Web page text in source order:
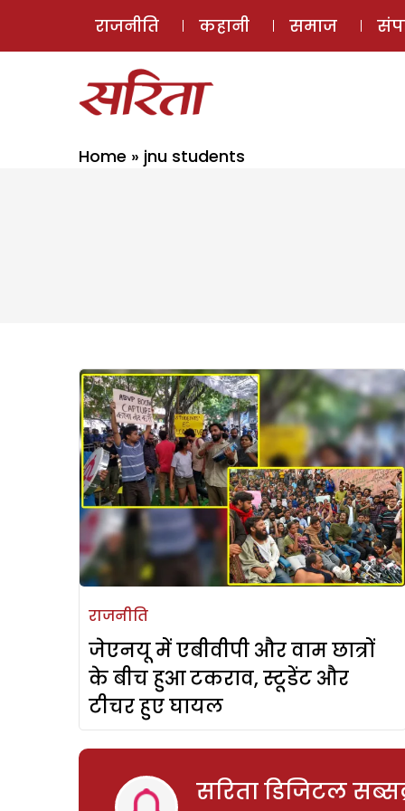
राजनीति कहानी समाज
Home » jnu students
राजनीति
जेएनयू में एबीवीपी और वाम छात्रों
के बीच हुआ टकराव, स्टूडेंट और
टीचर हुए घायल
सरिता डिजिटल